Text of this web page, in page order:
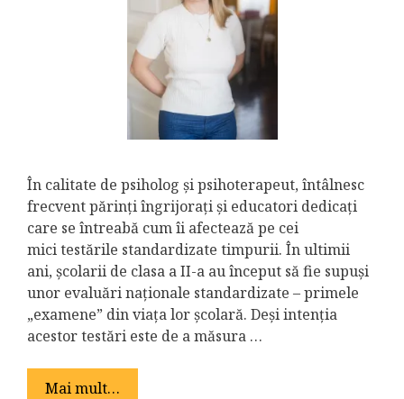
În calitate de psiholog și psihoterapeut, întâlnesc
frecvent părinți îngrijorați și educatori dedicați
care se întreabă cum îi afectează pe cei
mici testările standardizate timpurii. În ultimii
ani, școlarii de clasa a II-a au început să fie supuși
unor evaluări naționale standardizate – primele
„examene” din viața lor școlară. Deși intenția
acestor testări este de a măsura …
Mai mult…